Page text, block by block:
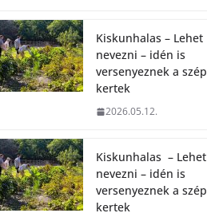
Kiskunhalas – Lehet
nevezni – idén is
versenyeznek a szép
kertek
2026.05.12.
Kiskunhalas – Lehet
nevezni – idén is
versenyeznek a szép
kertek